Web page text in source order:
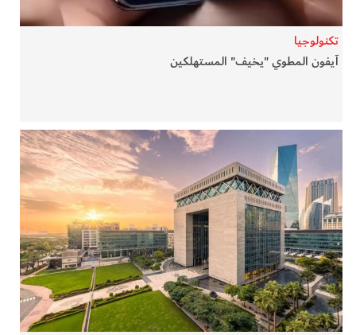
تكنولوجيا
آيفون المطوي "يخيف" المستهلكين